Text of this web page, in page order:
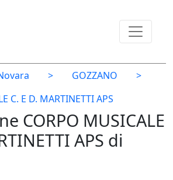
> GOZZANO
>
C. E D. MARTINETTI APS
CORPO MUSICALE
APS di